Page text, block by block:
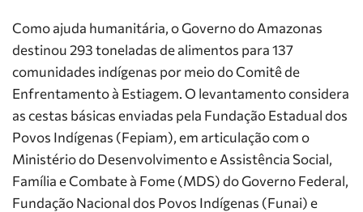
Como ajuda humanitária, o Governo do Amazonas
destinou 293 toneladas de alimentos para 137
comunidades indígenas por meio do Comitê de
Enfrentamento à Estiagem. O levantamento considera
as cestas básicas enviadas pela Fundação Estadual dos
Povos Indígenas (Fepiam), em articulação com o
Ministério do Desenvolvimento e Assistência Social,
Família e Combate à Fome (MDS) do Governo Federal,
Fundação Nacional dos Povos Indígenas (Funai) e